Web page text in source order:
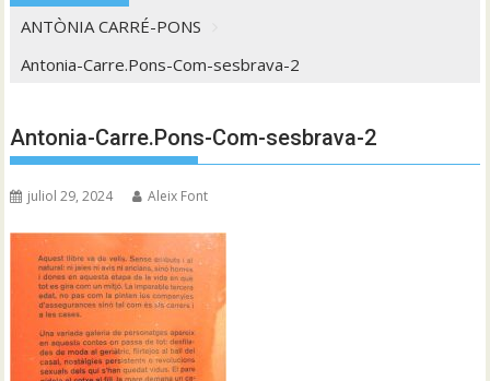
ANTÒNIA CARRÉ-PONS
Antonia-Carre.Pons-Com-sesbrava-2
Antonia-Carre.Pons-Com-sesbrava-2
juliol 29, 2024 Aleix Font